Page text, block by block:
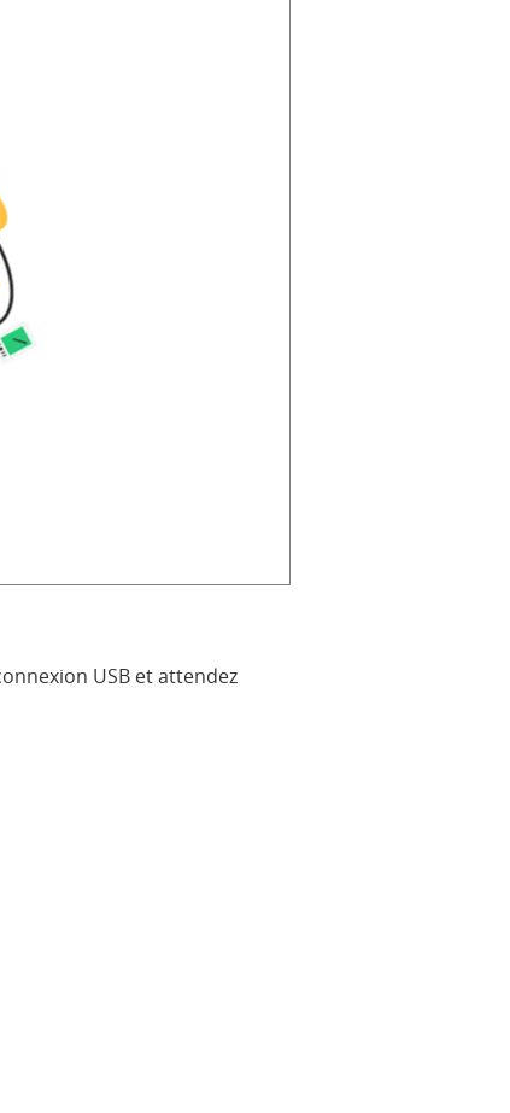
USB et attendez